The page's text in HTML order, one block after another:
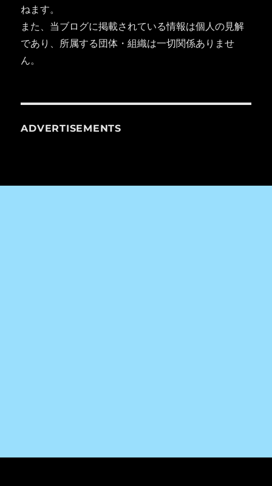
ねます。
また、当ブログに掲載されている情報は個人の見解
であり、所属する団体・組織は一切関係ありませ
ん。
ADVERTISEMENTS